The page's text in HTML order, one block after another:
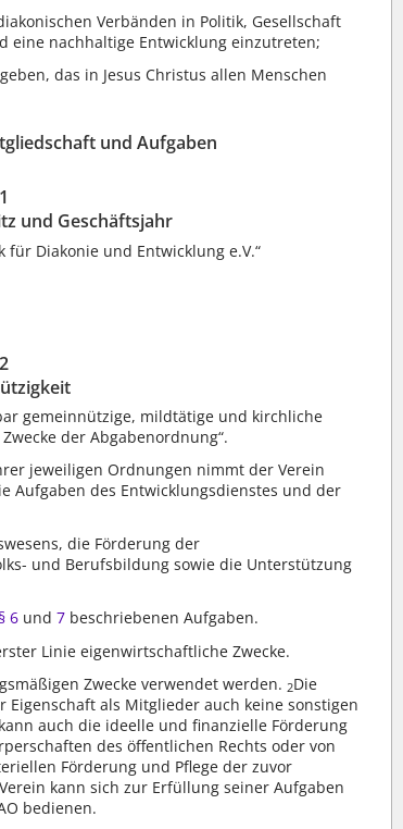
Verbänden in Politik, Gesellschaft
eine nachhaltige Entwicklung einzutreten;
das in Jesus Christus allen Menschen
und Aufgaben
und Geschäftsjahr
für Diakonie und Entwicklung e.V.“
gemeinnützige, mildtätige und kirchliche
der Abgabenordnung“.
jeweiligen Ordnungen nimmt der Verein
Aufgaben des Entwicklungsdienstes und der
die Förderung der
und Berufsbildung sowie die Unterstützung
6 und7 beschriebenen Aufgaben.
Linie eigenwirtschaftliche Zwecke.
Zwecke verwendet werden. 2Die
als Mitglieder auch keine sonstigen
auch die ideelle und finanzielle Förderung
des öffentlichen Rechts oder von
Förderung und Pflege der zuvor
kann sich zur Erfüllung seiner Aufgaben
bedienen.